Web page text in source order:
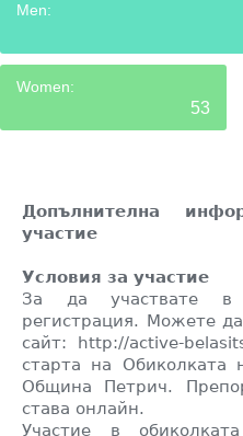
Men:
Women:
53
Допълнителна
участие
Условия за участие
За да участвате в
регистрация. Можете
сайт:
http://active-
старта на Обиколката
Община Петрич.
става онлайн.
Участие в